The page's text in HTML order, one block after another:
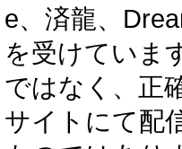
e、済龍、
を受けていま
ではなく、正
サイトにて配